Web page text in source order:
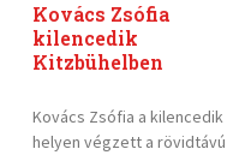
Kovács Zsófia
kilencedik
Kitzbühelben
Kovács Zsófia a kilencedik
helyen végzett a rövidtávú